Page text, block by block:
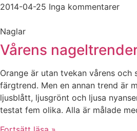
2014-04-25 Inga kommentarer
Naglar
Vårens
Orange är utan tvekan vårens och
färgtrend. Men en annan trend är
ljusblått, ljusgrönt och ljusa
testat fem olika. Alla är målade